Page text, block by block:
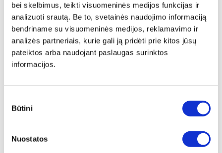
bei skelbimus, teikti visuomeninės medijos funkcijas ir
analizuoti srautą. Be to, svetainės naudojimo informaciją
bendriname su visuomeninės medijos, reklamavimo ir
analizės partneriais, kurie gali ją pridėti prie kitos jūsų
pateiktos arba naudojant paslaugas surinktos
informacijos.
pasirinkimas
Būtini
NuostatosPapildu ierāmēšana